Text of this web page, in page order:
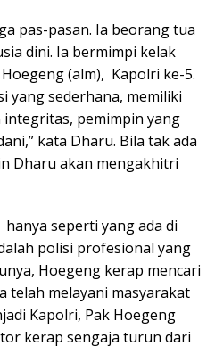
pas-pasan. Ia beorang tua
dini. Ia bermimpi kelak
(alm), Kapolri ke-5.
yang sederhana, memiliki
pemimpin yang
kata Dharu. Bila tak ada
Dharu akan mengakhitri
seperti yang ada di
polisi profesional yang
Hoegeng kerap mencari
telah melayani masyarakat
Kapolri, Pak Hoegeng
kerap sengaja turun dari